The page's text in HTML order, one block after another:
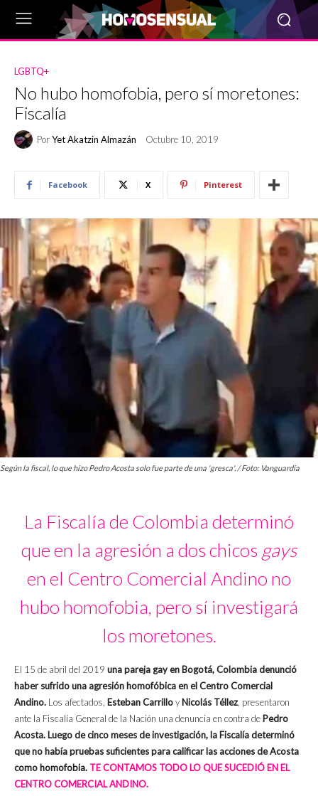
LGBTQ+
No hubo homofobia, pero sí moretones:
Fiscalía
PorYet Akatzin Almazán Octubre 10, 2019
Facebook X Pinterest
Según la fiscal, lo que hizo Pedro Acosta solo fue parte de una 'gresca'. / Foto: Vanguardia
La Fiscalía de Colombia determinó
que en la agresión a dos chicos gays
en el Centro Comercial Andino no
hubo homofobia, pero sí investigará
los moretones.
El 15 de abril del 2019 una pareja gay en Bogotá, Colombia denunció
haber sufrido una agresión homofóbica en el Centro Comercial
Andino. Los afectados, Esteban Carrilloy Nicolás Téllez, presentaron
ante la Fiscalía General de la Nación una denuncia en contra de Pedro
Acosta. Luego de cinco meses de investigación, la Fiscalía determinó
que no había pruebas suficientes para calificar las acciones de Acosta
como homofobia. TE CONTAMOS TODO LO QUE SUCEDIÓ EN EL
CENTRO COMERCIAL ANDINO.